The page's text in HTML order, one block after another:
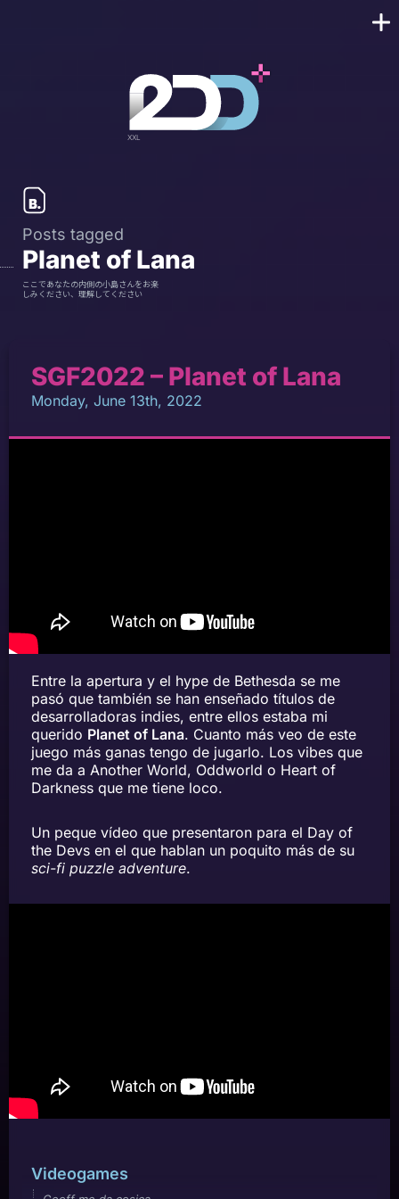
Posts tagged
Planet of Lana
ここであなたの内側の小島さんをお楽
しみください、理解してください
SGF2022 – Planet of Lana
Monday, June 13th, 2022
Entre la apertura y el hype de Bethesda se me
pasó que también se han enseñado títulos de
desarrolladoras indies, entre ellos estaba mi
querido Planet of Lana. Cuanto más veo de este
juego más ganas tengo de jugarlo. Los vibes que
me da a Another World, Oddworld o Heart of
Darkness que me tiene loco.
Un peque vídeo que presentaron para el Day of
the Devs en el que hablan un poquito más de su
sci-fi puzzle adventure.
Videogames